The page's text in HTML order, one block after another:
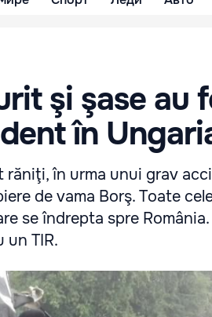
şi şase au
în
răniţi, în urma unui grav
de vama Borş. Toate
se îndrepta spre
un TIR.